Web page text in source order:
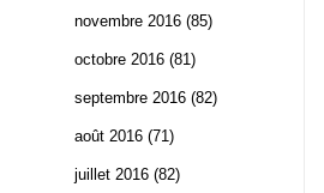
novembre 2016 (85)
octobre 2016 (81)
septembre 2016 (82)
août 2016 (71)
juillet 2016 (82)